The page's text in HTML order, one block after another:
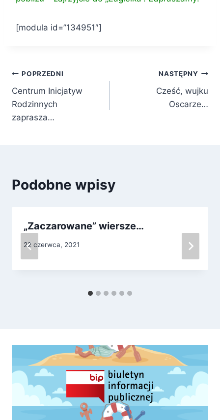
[modula id=”134951″]
Nawigacja
wpisu
POPRZEDNI
Centrum Inicjatyw
Rodzinnych
zaprasza…
NASTĘPNY
Cześć, wujku
Oscarze…
Podobne wpisy
„Zaczarowane” wiersze…
22 czerwca, 2021